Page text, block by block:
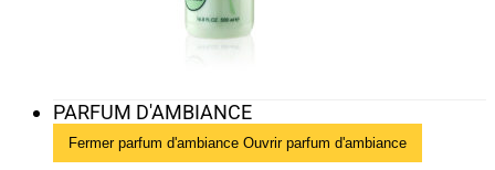
PARFUM D'AMBIANCE
Fermer parfum d'ambiance Ouvrir parfum d'ambiance